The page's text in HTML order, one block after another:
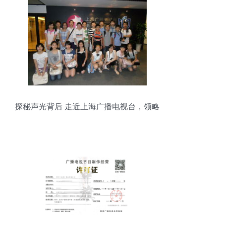
探秘声光背后 走近上海广播电视台，领略